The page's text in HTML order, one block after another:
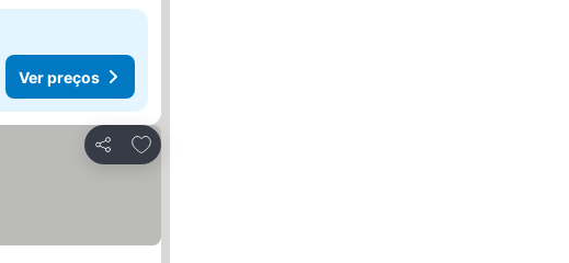
Ver preços
Partilhar
Adicionar aos favoritos